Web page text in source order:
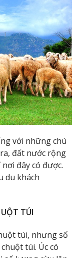
với những chú
đất nước rộng
đây có được.
du khách
TÚI
túi, nhưng số
túi. Úc có